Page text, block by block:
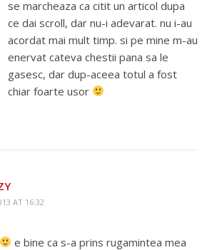
se marcheaza ca citit un articol dupa
ce dai scroll, dar nu-i adevarat. nu i-au
acordat mai mult timp. si pe mine m-au
enervat cateva chestii pana sa le
gasesc, dar dup-aceea totul a fost
chiar foarte usor
AT 16:32
e bine ca s-a prins rugamintea mea